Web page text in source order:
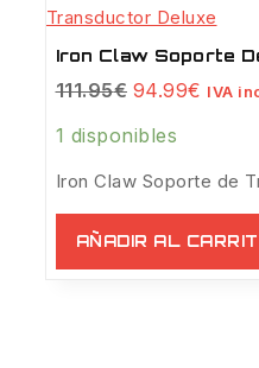
productos
de
Iron Claw Soporte
111.95€ El
original
111.95€.
94.99€ El
IVA
1 disponibles
Iron Claw Soporte de
AÑADIR AL